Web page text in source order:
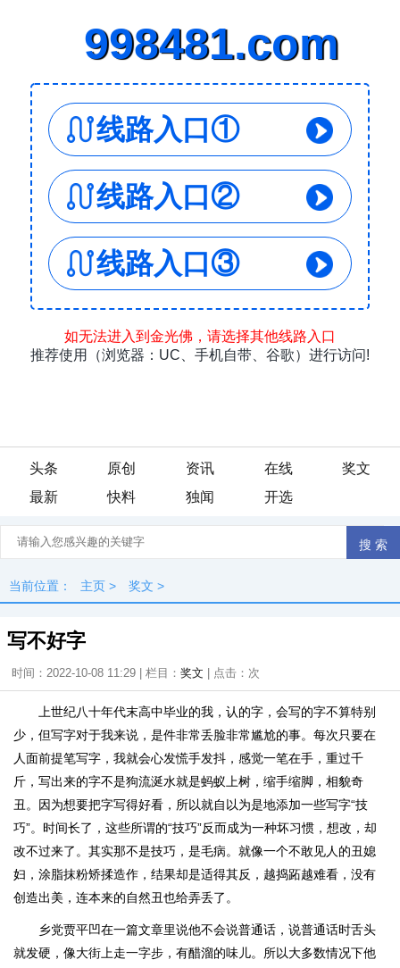
头条 原创 资讯 在线
奖文
最新
快料 独闻 开选
当前位置： 主页 > 奖文 >
写不好字
时间：2022-10-08 11:29 | 栏目： 奖文 | 点击： 次
上世纪八十年代末高中毕业的我，认的字，会写的字不算特别
少，但写字对于我来说，是件非常丢脸非常尴尬的事。每次只要在
人面前提笔写字，我就会心发慌手发抖，感觉一笔在手，重过千
斤，写出来的字不是狗流涎水就是蚂蚁上树，缩手缩脚，相貌奇
丑。因为想要把字写得好看，所以就自以为是地添加一些写字“技
巧”。时间长了，这些所谓的“技巧”反而成为一种坏习惯，想改，却
改不过来了。其实那不是技巧，是毛病。就像一个不敢见人的丑媳
妇，涂脂抹粉矫揉造作，结果却是适得其反，越捣跖越难看，没有
创造出美，连本来的自然丑也给弄丢了。
乡党贾平凹在一篇文章里说他不会说普通话，说普通话时舌头
就发硬，像大街上走一字步，有醋溜的味儿。所以大多数情况下他